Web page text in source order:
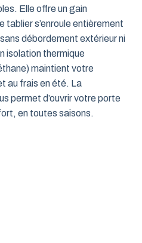
Elle offre un gain
tablier s’enroule entièrement
débordement extérieur ni
isolation thermique
maintient votre
au frais en été. La
permet d’ouvrir votre porte
en toutes saisons.